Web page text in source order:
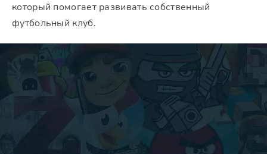
который помогает развивать собственный
футбольный клуб.